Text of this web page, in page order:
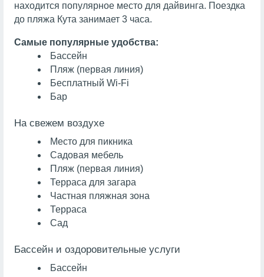
находится популярное место для дайвинга. Поездка
до пляжа Кута занимает 3 часа.
Самые популярные удобства:
Бассейн
Пляж (первая линия)
Бесплатный Wi-Fi
Бар
На свежем воздухе
Место для пикника
Садовая мебель
Пляж (первая линия)
Терраса для загара
Частная пляжная зона
Терраса
Сад
Бассейн и оздоровительные услуги
Бассейн